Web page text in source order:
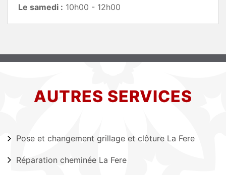
Le samedi : 10h00 - 12h00
AUTRES SERVICES
Pose et changement grillage et clôture La Fere
Réparation cheminée La Fere